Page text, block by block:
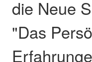
die Neue
"Das